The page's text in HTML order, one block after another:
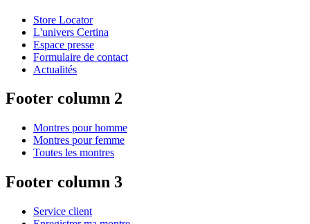
Store Locator
L'univers Certina
Espace presse
Formulaire de contact
Actualités
Footer column 2
Montres pour homme
Montres pour femme
Toutes les montres
Footer column 3
Service client